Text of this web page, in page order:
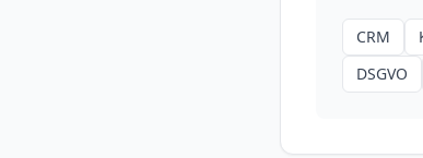
CRM
DSGVO